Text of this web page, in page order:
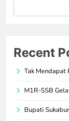
Recent
Tak Mendapat
M1R-SSB
Bupati